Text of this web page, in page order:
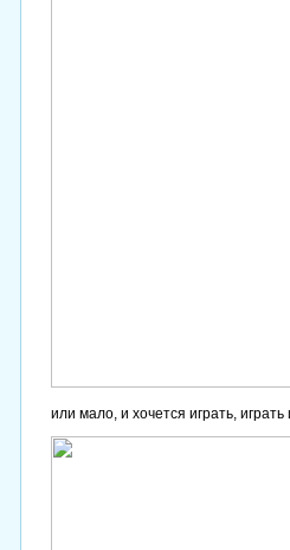
или мало, и хочется играть, играть